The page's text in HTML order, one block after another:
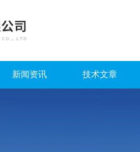
新闻资讯 技术文章